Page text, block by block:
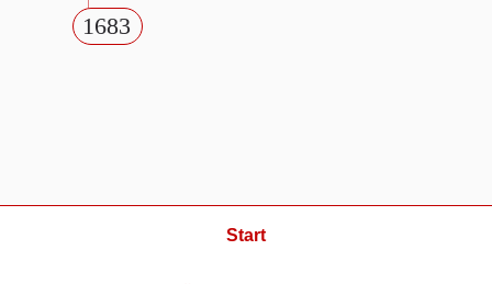
1683
Start